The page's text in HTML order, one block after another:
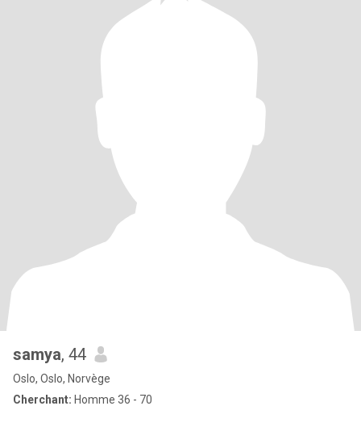
samya, 44
Oslo, Oslo, Norvège
Cherchant: Homme 36 - 70